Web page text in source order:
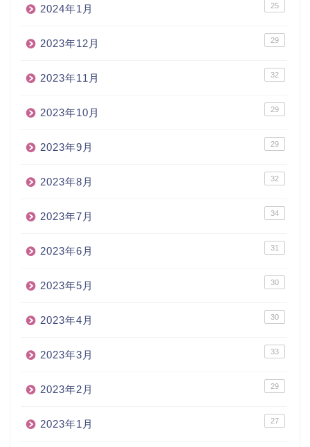
2024年1月 25
2023年12月 29
2023年11月 32
2023年10月 29
2023年9月 29
2023年8月 32
2023年7月 34
2023年6月 31
2023年5月 30
2023年4月 30
2023年3月 33
2023年2月 29
2023年1月 27